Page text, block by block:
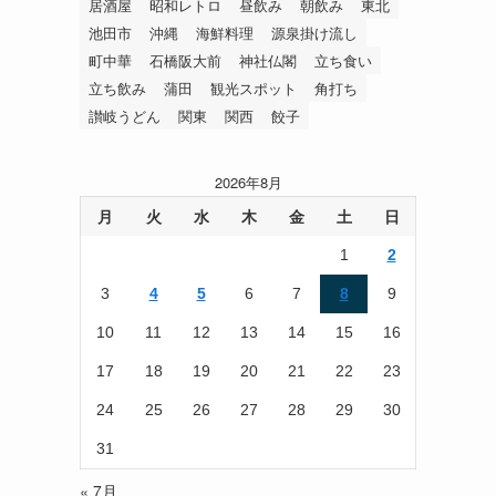
居酒屋
昭和レトロ 昼飲み 朝飲み
東北
池田市
沖縄 海鮮料理
源泉掛け流し
町中華
石橋阪大前 神社仏閣
立ち食い
立ち飲み
蒲田 観光スポット
角打ち
讃岐うどん
関東 関西 餃子
2026年8月
月 火 水 木 金 土 日
1 2
3 4 5 6 7 8 9
10 11 12 13 14 15 16
17 18 19 20 21 22 23
24 25 26 27 28 29 30
31
« 7月